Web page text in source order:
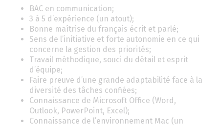
BAC en communication;
3 à 5 d’expérience (un atout);
Bonne maîtrise du français écrit et parlé;
Sens de l’initiative et forte autonomie en ce qui
concerne la gestion des priorités;
Travail méthodique, souci du détail et esprit
d’équipe;
Faire preuve d’une grande adaptabilité face à la
diversité des tâches confiées;
Connaissance de Microsoft Office (Word,
Outlook, PowerPoint, Excel);
Connaissance de l’environnement Mac (un